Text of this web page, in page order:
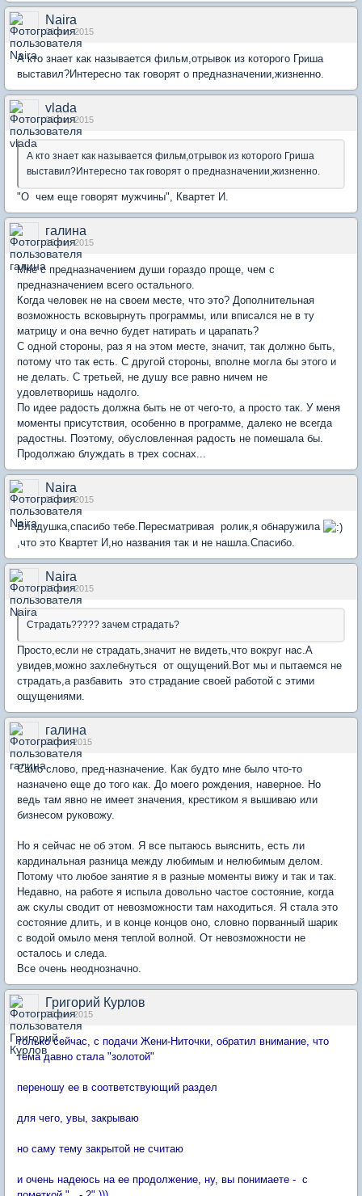
Naira
09 апр 2015
А кто знает как называется фильм,отрывок из которого Гриша
выставил?Интересно так говорят о предназначении,жизненно.
vlada
09 апр 2015
А кто знает как называется фильм,отрывок из которого Гриша
выставил?Интересно так говорят о предназначении,жизненно.
"О чем еще говорят мужчины", Квартет И.
галина
15 апр 2015
Мне с предназначением души гораздо проще, чем с
предназначением всего остального.
Когда человек не на своем месте, что это? Дополнительная
возможность всковырнуть программы, или вписался не в ту
матрицу и она вечно будет натирать и царапать?
С одной стороны, раз я на этом месте, значит, так должно быть,
потому что так есть. С другой стороны, вполне могла бы этого и
не делать. С третьей, не душу все равно ничем не
удовлетворишь надолго.
По идее радость должна быть не от чего-то, а просто так. У меня
моменты присутствия, особенно в программе, далеко не всегда
радостны. Поэтому, обусловленная радость не помешала бы.
Продолжаю блуждать в трех соснах...
Naira
15 апр 2015
Владушка,спасибо тебе.Пересматривая ролик,я обнаружила
,что это Квартет И,но названия так и не нашла.Спасибо.
Naira
15 апр 2015
Страдать????? зачем страдать?
Просто,если не страдать,значит не видеть,что вокруг нас.А
увидев,можно захлебнуться от ощущений.Вот мы и пытаемся не
страдать,а разбавить это страдание своей работой с этими
ощущениями.
галина
28 окт 2015
Само слово, пред-назначение. Как будто мне было что-то
назначено еще до того как. До моего рождения, наверное. Но
ведь там явно не имеет значения, крестиком я вышиваю или
бизнесом руковожу.
Но я сейчас не об этом. Я все пытаюсь выяснить, есть ли
кардинальная разница между любимым и нелюбимым делом.
Потому что любое занятие я в разные моменты вижу и так и так.
Недавно, на работе я испыла довольно частое состояние, когда
аж скулы сводит от невозможности там находиться. Я стала это
состояние длить, и в конце концов оно, словно порванный шарик
с водой омыло меня теплой волной. От невозможности не
осталось и следа.
Все очень неоднозначно.
Григорий Курлов
10 дек 2015
только сейчас, с подачи Жени-Ниточки, обратил внимание, что
тема давно стала "золотой"
переношу ее в соответствующий раздел
для чего, увы, закрываю
но саму тему закрытой не считаю
и очень надеюсь на ее продолжение, ну, вы понимаете - с